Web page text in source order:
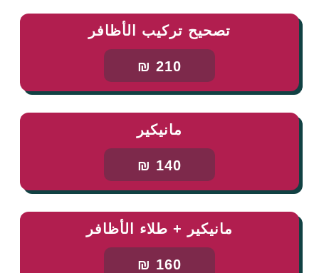
تصحيح تركيب الأظافر
210 ₪
مانيكير
140 ₪
مانيكير + طلاء الأظافر
160 ₪